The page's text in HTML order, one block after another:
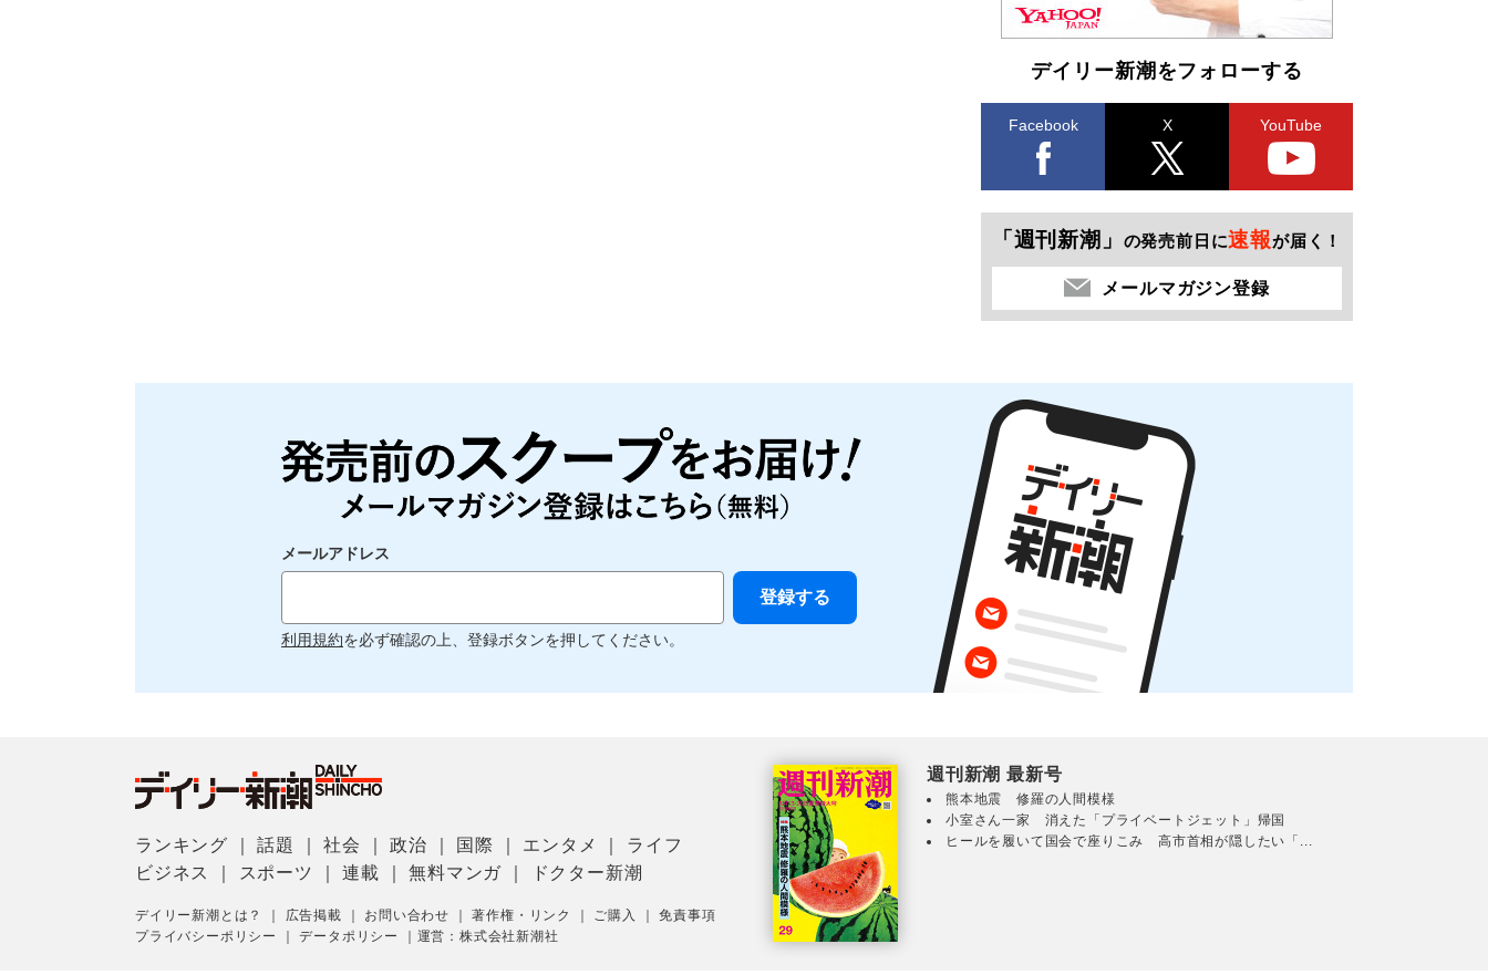
デイリー新潮をフォローする
Facebook X YouTube
「週刊新潮」 の発売前日に速報が届く！
メールマガジン登録
メールアドレス
利用規約を必ず確認の上、登録ボタンを押してください。
ランキング ｜話題 ｜社会 ｜政治 国際 エンタメ
ライフ
ビジネス
スポーツ ｜連載 ｜無料マンガ ドクター新潮
デイリー新潮とは？ 広告掲載 お問い合わせ ｜著作権・リンク ご購入 ｜免責事項
プライバシーポリシー
｜データポリシー 運営：株式会社新潮社
週刊新潮 最新号
熊本地震 修羅の人間模様
小室さん一家 消えた「プライベートジェット」帰国
ヒールを履いて国会で座りこみ 高市首相が隠したい「...